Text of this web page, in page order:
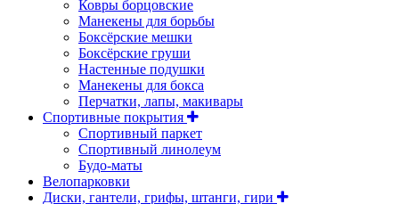
Ковры борцовские
Манекены для борьбы
Боксёрские мешки
Боксёрские груши
Настенные подушки
Манекены для бокса
Перчатки, лапы, макивары
Спортивные покрытия
Спортивный паркет
Спортивный линолеум
Будо-маты
Велопарковки
Диски, гантели, грифы, штанги, гири